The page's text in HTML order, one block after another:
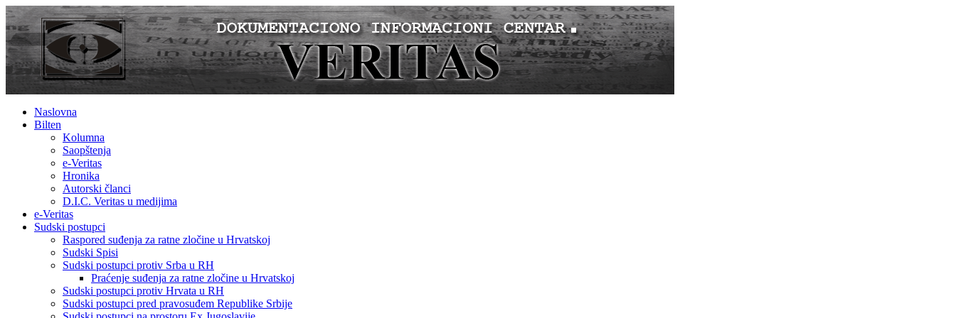
Naslovna
Bilten
Kolumna
Saopštenja
e-Veritas
Hronika
Autorski članci
D.I.C. Veritas u medijima
e-Veritas
Sudski postupci
Raspored suđenja za ratne zločine u Hrvatskoj
Sudski Spisi
Sudski postupci protiv Srba u RH
Praćenje suđenja za ratne zločine u Hrvatskoj
Sudski postupci protiv Hrvata u RH
Sudski postupci pred pravosuđem Republike Srbije